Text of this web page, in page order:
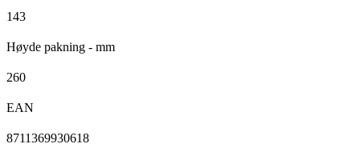
143
Høyde pakning - mm
260
EAN
8711369930618